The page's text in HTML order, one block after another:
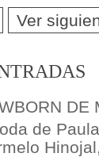
Ver
DE
de